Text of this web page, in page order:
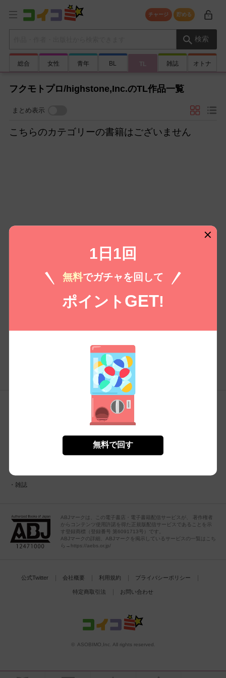
チャージ 貯める
検索
総合 女性 青年 BL TL 雑誌 オトナ
フクモトプロ/highstone,Inc.のTL作品一覧
まとめ表示
こちらのカテゴリーの書籍はございません
1日1回
無料でガチャを回して
ポイント GET!
無料で回す
雑誌
アカウント
本棚
ポイントチャージ
ABJマークは、この電子書店・電子書籍配信サービスが、 著作権者
からコンテンツ使用許諾を得た正規版配信サービスであることを示
す登録商標（登録番号 第6091713号）です。
ABJマークの詳細、ABJマークを掲示しているサービスの一覧はこち
ら→https://aebs.or.jp/
公式Twitter 会社概要 利用規約 プライバシーポリシー
特定商取引法 お問い合わせ
© ASOBIMO,Inc. All rights reserved.